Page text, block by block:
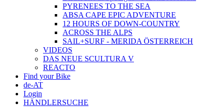
PYRENEES TO THE SEA
ABSA CAPE EPIC ADVENTURE
12 HOURS OF DOWN-COUNTRY
ACROSS THE ALPS
SAIL+SURF - MERIDA ÖSTERREICH
VIDEOS
DAS NEUE SCULTURA V
REACTO
Find your Bike
de-AT
Login
HÄNDLERSUCHE